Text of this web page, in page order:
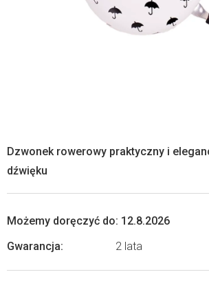
Możemy doręczyć do: 12.8.2026
Gwarancja: 2 lata
Dzwonek rowerowy praktyczny i
dźwięku